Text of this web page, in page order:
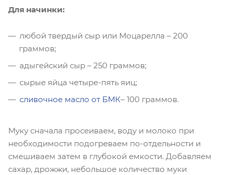
Для начинки:
любой твердый сыр или Моцарелла – 200
граммов;
адыгейский сыр – 250 граммов;
сырые яйца четыре-пять яиц;
сливочное масло от БМК– 100 граммов.
Муку сначала просеиваем, воду и молоко при
необходимости подогреваем по-отдельности и
смешиваем затем в глубокой емкости. Добавляем
сахар, дрожжи, небольшое количество муки